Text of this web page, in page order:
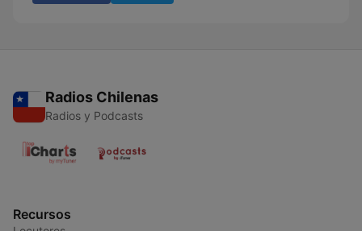
Radios Chilenas
Radios y Podcasts
Recursos